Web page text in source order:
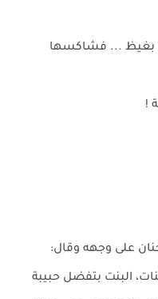
بغيظ ... فشاكسها
!
على وجهه وقال:
البنت بتفضل حبيبة